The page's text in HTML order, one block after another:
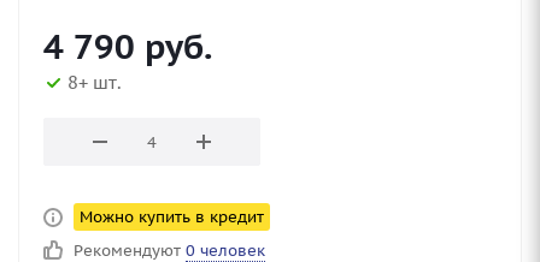
4 790 руб.
8+ шт.
Можно купить в кредит
Рекомендуют 0 человек